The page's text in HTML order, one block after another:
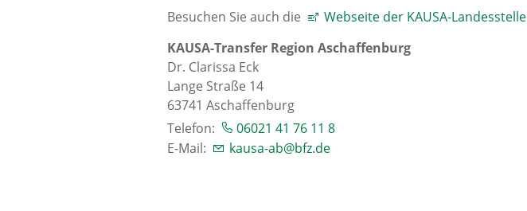
Besuchen Sie auch die
Webseite der KAUSA-Landesstelle
KAUSA-Transfer Region Aschaffenburg
Dr. Clarissa Eck
Lange Straße 14
63741 Aschaffenburg
Telefon:
06021 41 76 11 8
E-Mail:
kausa-ab@bfz.de